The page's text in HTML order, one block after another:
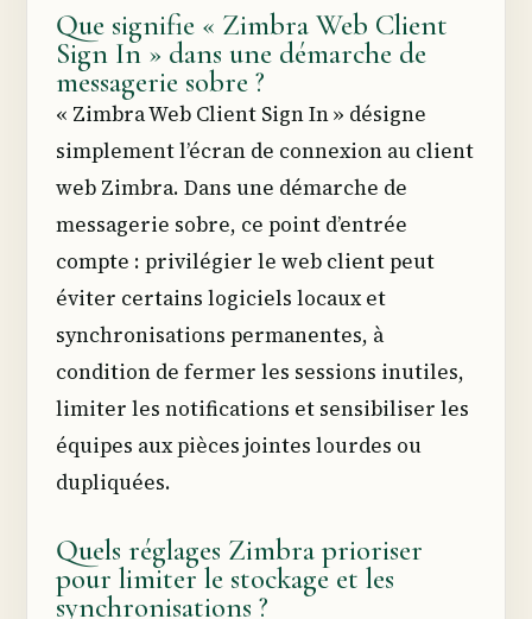
Que signifie « Zimbra Web Client
Sign In » dans une démarche de
messagerie sobre ?
« Zimbra Web Client Sign In » désigne
simplement l’écran de connexion au client
web Zimbra. Dans une démarche de
messagerie sobre, ce point d’entrée
compte : privilégier le web client peut
éviter certains logiciels locaux et
synchronisations permanentes, à
condition de fermer les sessions inutiles,
limiter les notifications et sensibiliser les
équipes aux pièces jointes lourdes ou
dupliquées.
Quels réglages Zimbra prioriser
pour limiter le stockage et les
synchronisations ?